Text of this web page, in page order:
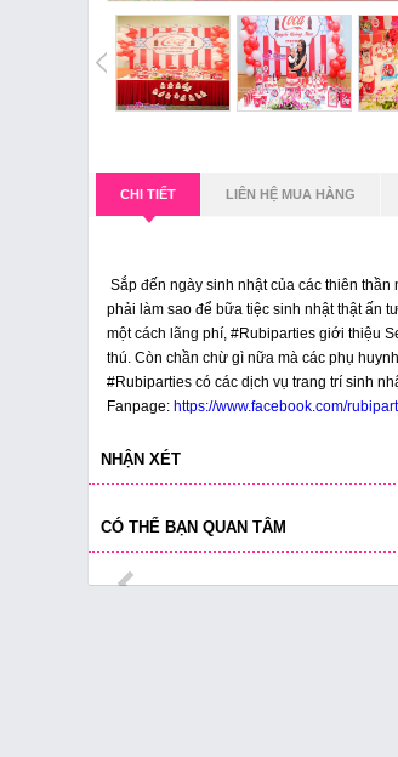
CHI TIẾT LIÊN HỆ MUA HÀNG
Sắp đến ngày sinh nhật của các thiên
phải làm sao để bữa tiệc sinh nhật thật ấn
một cách lãng phí, #Rubiparties giới thiệu
thú. Còn chần chừ gì nữa mà các phụ
#Rubiparties có các dịch vụ trang trí sinh
Fanpage: https://www.facebook.com/
NHẬN XÉT
CÓ THỂ BẠN QUAN TÂM